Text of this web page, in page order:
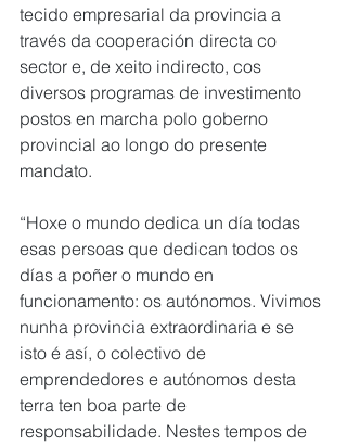
tecido empresarial da provincia a
través da cooperación directa co
sector e, de xeito indirecto, cos
diversos programas de investimento
postos en marcha polo goberno
provincial ao longo do presente
mandato.
“Hoxe o mundo dedica un día todas
esas persoas que dedican todos os
días a poñer o mundo en
funcionamento: os autónomos. Vivimos
nunha provincia extraordinaria e se
isto é así, o colectivo de
emprendedores e autónomos desta
terra ten boa parte de
responsabilidade. Nestes tempos de